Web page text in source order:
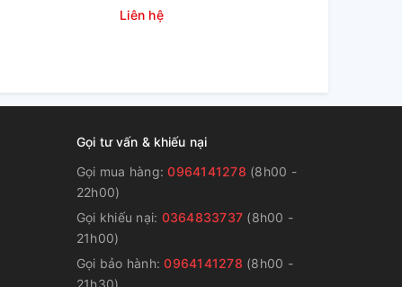
AB90S2LR1FA/PB-1U71S1PJ2SA/AB71S2LR1FA
Liên hệ
Gọi tư vấn & khiếu nại
Gọi mua hàng:0964141278 (8h00 -
22h00)
Gọi khiếu nại: 0364833737 (8h00 -
21h00)
Gọi bảo hành:0964141278 (8h00 -